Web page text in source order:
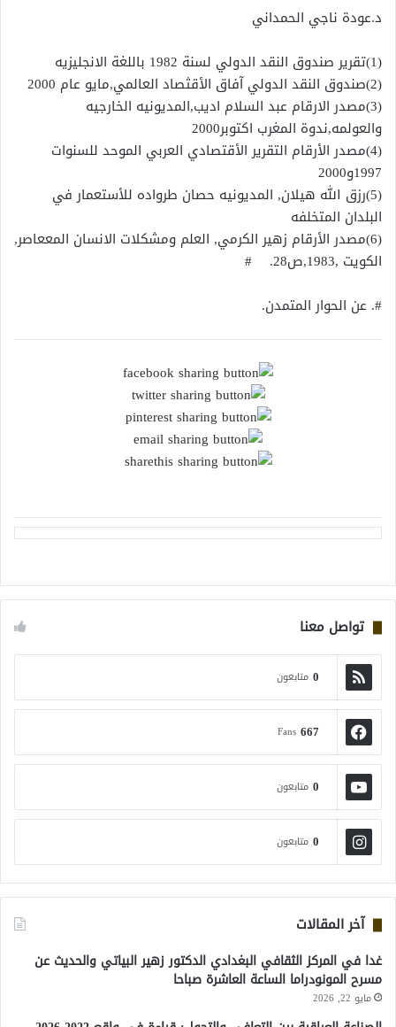
د.عودة ناجي الحمداني
(1)تقرير صندوق النقد الدولي لسنة 1982 باللغة الانجليزيه
(2)صندوق النقد الدولي آفاق الأقثصاد العالمي,مايو عام 2000
(3)مصدر الارقام عبد السلام اديب,المديونيه الخارجيه
والعولمه,ندوة المغرب اكتوبر2000
(4)مصدر الأرقام التقرير الأقتصادي العربي الموحد للسنوات
1997و2000
(5)رزق الله هيلان, المديونيه حصان طرواده للأستعمار في
البلدان المتخلفه
(6)مصدر الأرقام زهير الكرمي, العلم ومشكلات الانسان المععاصر,
الكويت ,1983,ص28. #
#. عن الحوار المتمدن.
تواصل معنا
0 متابعون
667
Fans
0 متابعون
0 متابعون
آخر المقالات
غدا في المركز الثقافي البغدادي الدكتور زهير البياتي والحديث عن
مسرح المونودراما الساعة العاشرة صباحا
مايو 22, 2026